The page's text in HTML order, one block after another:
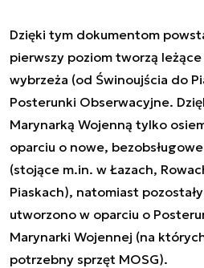
Dzięki tym dokumentom
pierwszy poziom tworzą leżące
wybrzeża (od Świnoujścia do
Posterunki Obserwacyjne.
Marynarką Wojenną tylko
oparciu o nowe,
(stojące m.in. w Łazach,
Piaskach), natomiast
utworzono w oparciu o
Marynarki Wojennej (na
potrzebny sprzęt MOSG).